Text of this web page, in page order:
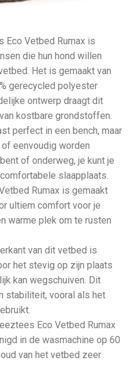
Eco Vetbed Rumax is
die hun hond willen
Het is gemaakt van
gerecycled polyester
ontwerp draagt dit
kostbare grondstoffen.
perfect in een bench, maar
eenvoudig worden
of onderweg, je kunt je
slaapplaats.
Rumax is gemaakt
ultiem comfort voor je
warme plek om te rusten
van dit vetbed is
het stevig op zijn plaats
kan wegschuiven. Dit
stabiliteit, vooral als het
Eco Vetbed Rumax
in de wasmachine op 60
van het vetbed zeer